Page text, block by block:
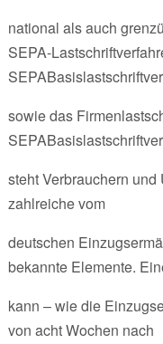
national als auch
SEPA-
sowie das
steht Verbrauchern
zahlreiche vom
deutschen
bekannte Elemente.
kann – wie die
von acht Wochen nach